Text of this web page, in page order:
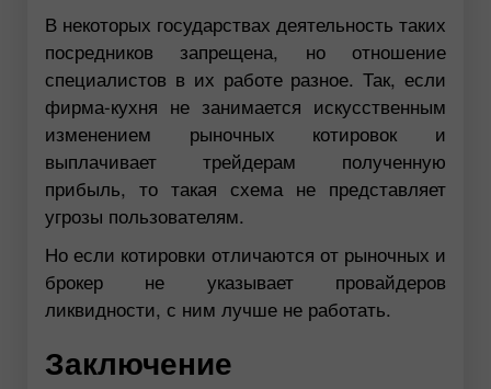
В некоторых государствах деятельность таких
посредников запрещена, но отношение
специалистов в их работе разное. Так, если
фирма-кухня не занимается искусственным
изменением рыночных котировок и
выплачивает трейдерам полученную
прибыль, то такая схема не представляет
угрозы пользователям.
Но если котировки отличаются от рыночных и
брокер не указывает провайдеров
ликвидности, с ним лучше не работать.
Заключение